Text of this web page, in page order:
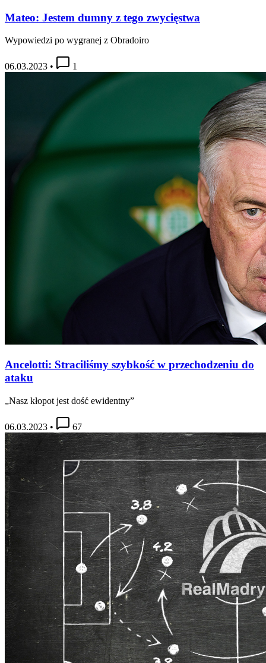
Mateo: Jestem dumny z tego zwycięstwa
Wypowiedzi po wygranej z Obradoiro
06.03.2023 • 1
Ancelotti: Straciliśmy szybkość w przechodzeniu do
ataku
„Nasz kłopot jest dość ewidentny”
06.03.2023 • 67